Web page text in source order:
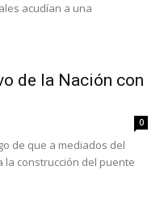
acudían a una
de la Nación con
0
de que a mediados del
la construcción del puente